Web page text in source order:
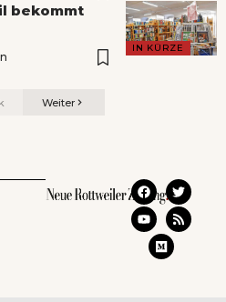
IN KÜRZE
bekommt
Weiter